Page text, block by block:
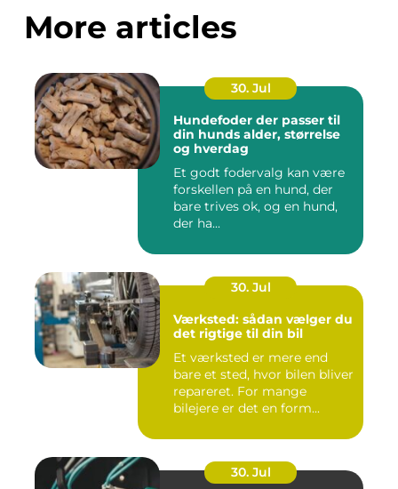
More articles
30. Jul
Hundefoder der passer til
din hunds alder, størrelse
og hverdag
Et godt fodervalg kan være
forskellen på en hund, der
bare trives ok, og en hund,
der ha...
30. Jul
Værksted: sådan vælger du
det rigtige til din bil
Et værksted er mere end
bare et sted, hvor bilen bliver
repareret. For mange
bilejere er det en form...
30. Jul